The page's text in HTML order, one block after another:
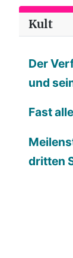
Kult
Der
und
Fast
dritten